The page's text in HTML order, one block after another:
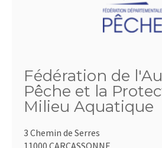
Fédération de
Pêche et la
Milieu Aquatique
3 Chemin de Serres
11000 CARCASSONNE